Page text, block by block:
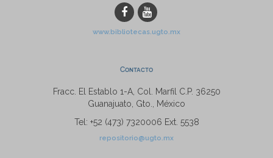
www.bibliotecas.ugto.mx
Contacto
Fracc. El Establo 1-A, Col. Marfil C.P. 36250
Guanajuato, Gto., México
Tel: +52 (473) 7320006 Ext. 5538
repositorio@ugto.mx